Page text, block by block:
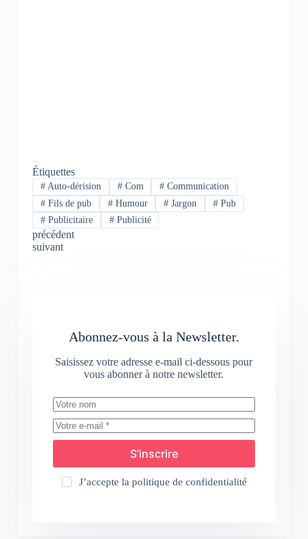
Étiquettes
#Auto-dérision #Com # Communication
#Fils de pub #Humour # Jargon # Pub
#Publicitaire #Publicité
précédent
suivant
Abonnez-vous à la Newsletter.
Saisissez votre adresse e-mail ci-dessous pour
vous abonner à notre newsletter.
S’inscrire
J’accepte la politique de confidentialité